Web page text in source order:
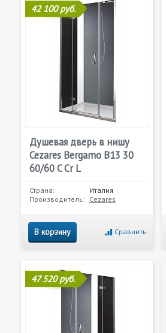
42 100 руб.
Душевая дверь в нишу
Cezares Bergamo B13 30
60/60 C Cr L
Страна:
Италия
Производитель: Cezares
В корзину Сравнить
47 520 руб.